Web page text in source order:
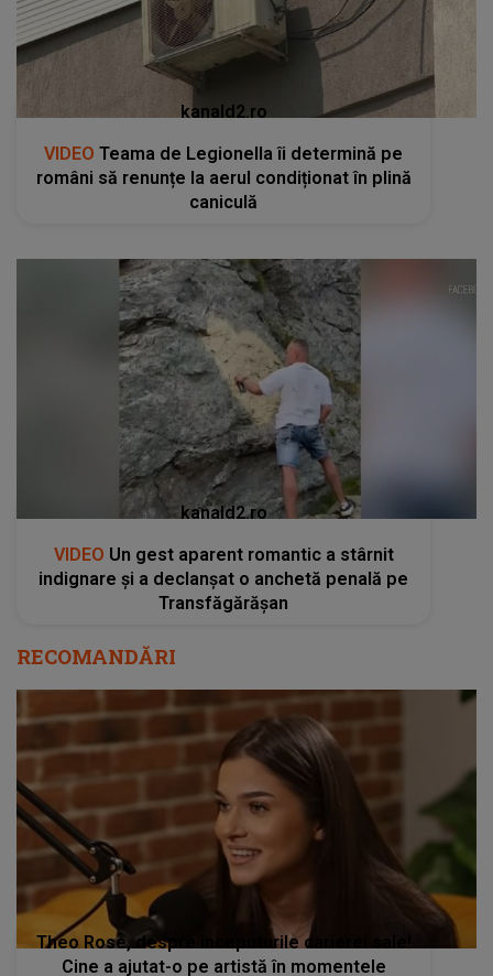
kanald2.ro
VIDEO Teama de Legionella îi determină pe
români să renunțe la aerul condiționat în plină
caniculă
kanald2.ro
VIDEO Un gest aparent romantic a stârnit
indignare și a declanșat o anchetă penală pe
Transfăgărășan
RECOMANDĂRI
Theo Rose, despre începuturile carierei sale!
Cine a ajutat-o pe artistă în momentele